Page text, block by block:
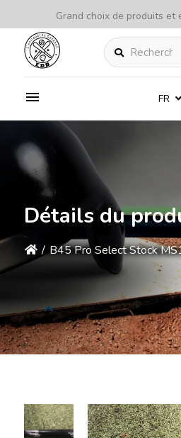
Grand choix de produits et
Rechercher
FR
Détails du
/ B45 Pro Select Stock